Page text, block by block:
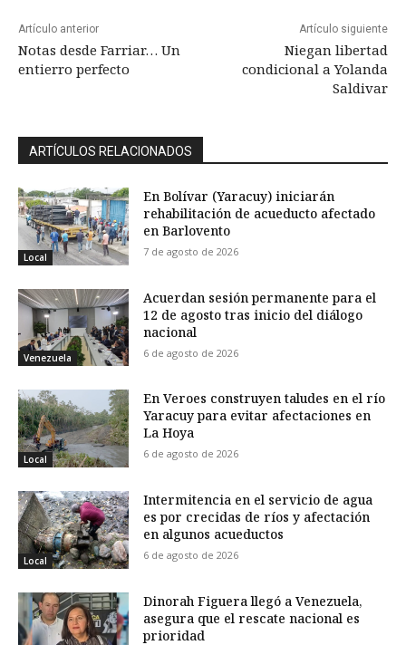
Artículo anterior
Notas desde Farriar… Un
entierro perfecto
Artículo siguiente
Niegan libertad
condicional a Yolanda
Saldivar
ARTÍCULOS RELACIONADOS
Local
En Bolívar (Yaracuy) iniciarán
rehabilitación de acueducto afectado
en Barlovento
7 de agosto de 2026
Venezuela
Acuerdan sesión permanente para el
12 de agosto tras inicio del diálogo
nacional
6 de agosto de 2026
Local
En Veroes construyen taludes en el río
Yaracuy para evitar afectaciones en
La Hoya
6 de agosto de 2026
Local
Intermitencia en el servicio de agua
es por crecidas de ríos y afectación
en algunos acueductos
6 de agosto de 2026
Dinorah Figuera llegó a Venezuela,
asegura que el rescate nacional es
prioridad